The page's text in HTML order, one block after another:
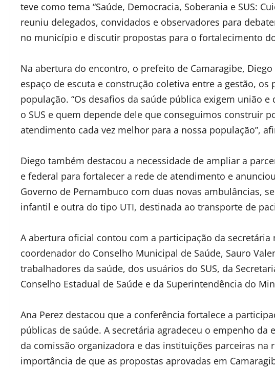
teve como tema “Saúde, Democracia, Soberania e SUS:
reuniu delegados, convidados e observadores para
no município e discutir propostas para o fortalecimento do
Na abertura do encontro, o prefeito de Camaragibe,
espaço de escuta e construção coletiva entre a gestão,
população. “Os desafios da saúde pública exigem união
o SUS e quem depende dele que conseguimos construir
atendimento cada vez melhor para a nossa população”,
Diego também destacou a necessidade de ampliar a
e federal para fortalecer a rede de atendimento e
Governo de Pernambuco com duas novas ambulâncias,
infantil e outra do tipo UTI, destinada ao transporte de
A abertura oficial contou com a participação da secretária
coordenador do Conselho Municipal de Saúde, Sauro
trabalhadores da saúde, dos usuários do SUS, da
Conselho Estadual de Saúde e da Superintendência do
Ana Perez destacou que a conferência fortalece a
públicas de saúde. A secretária agradeceu o empenho da
da comissão organizadora e das instituições parceiras na
importância de que as propostas aprovadas em